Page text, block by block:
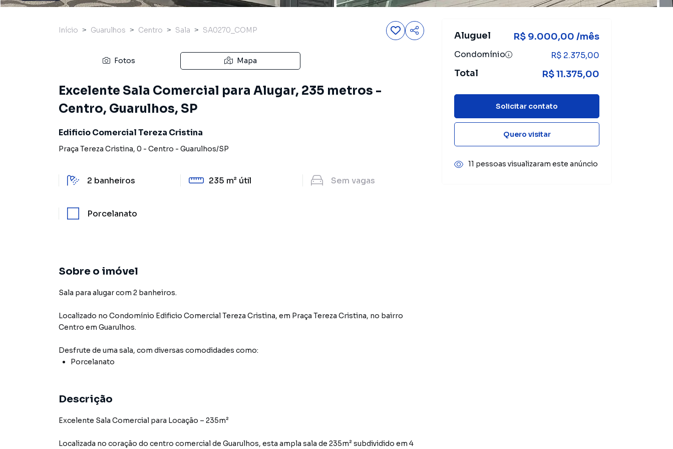
Início Guarulhos Centro Sala SA0270_COMP
Fotos Mapa
Excelente Sala Comercial para Alugar, 235 metros -
Centro, Guarulhos, SP
Edificio Comercial Tereza Cristina
Praça Tereza Cristina, 0 - Centro - Guarulhos/SP
2 banheiros 235 m² útil Sem vagas
Porcelanato
Sobre o imóvel
Sala para alugar com 2 banheiros.
Localizado no Condomínio Edificio Comercial Tereza Cristina, em Praça Tereza Cristina, no bairro
Centro em Guarulhos.
Desfrute de uma sala, com diversas comodidades como:
Porcelanato
Descrição
Excelente Sala Comercial para Locação – 235m²
Localizada no coração do centro comercial de Guarulhos, esta ampla sala de 235m² subdividido em 4
Aluguel R$ 9.000,00 /mês
Condomínio R$ 2.375,00
Total R$ 11.375,00
Solicitar contato
Quero visitar
11 pessoas visualizaram este anúncio